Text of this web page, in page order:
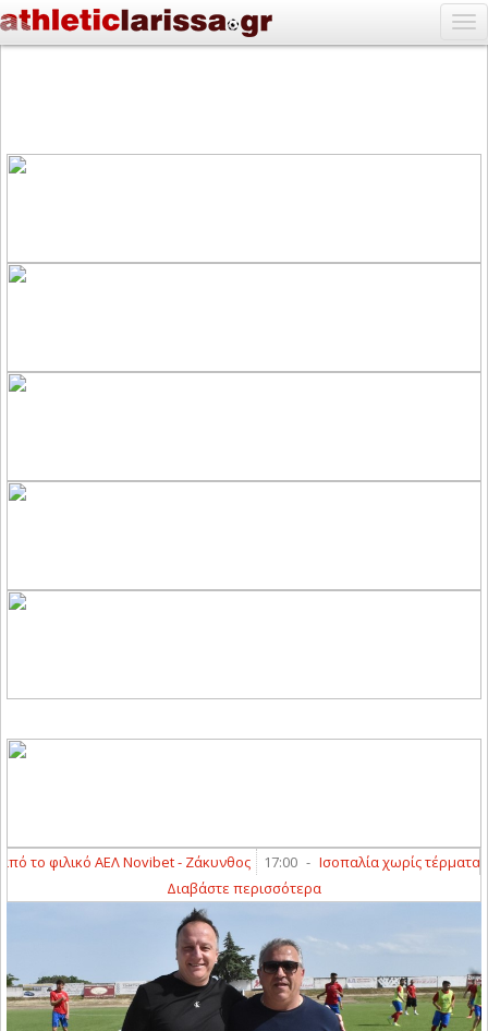
ΑΕΛ Novibet - Ζάκυνθος 17:00 - Ισοπαλία χωρίς τέρματα στο πρώτο
Διαβάστε περισσότερα